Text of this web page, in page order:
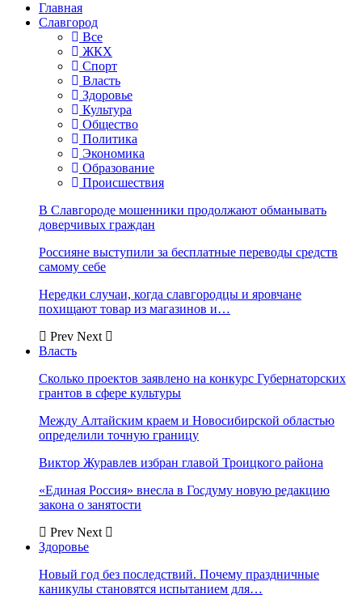
Главная
Славгород
Все
ЖКХ
Спорт
Власть
Здоровье
Культура
Общество
Политика
Экономика
Образование
Происшествия
В Славгороде мошенники продолжают обманывать
доверчивых граждан
Россияне выступили за бесплатные переводы средств
самому себе
Нередки случаи, когда славгородцы и яровчане
похищают товар из магазинов и…
Prev Next
Власть
Сколько проектов заявлено на конкурс Губернаторских
грантов в сфере культуры
Между Алтайским краем и Новосибирской областью
определили точную границу
Виктор Журавлев избран главой Троицкого района
«Единая Россия» внесла в Госдуму новую редакцию
закона о занятости
Prev Next
Здоровье
Новый год без последствий. Почему праздничные
каникулы становятся испытанием для…